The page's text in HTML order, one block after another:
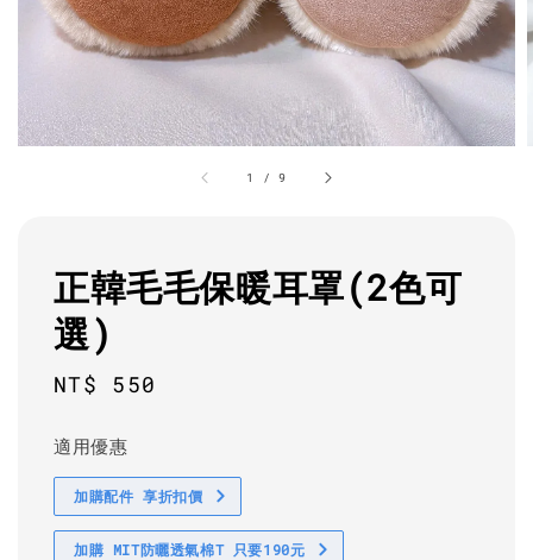
1 /9
正韓毛毛保暖耳罩(2色可
選)
Regular
NT$ 550
適用優惠
加購配件 享折扣價
加購 MIT防曬透氣棉T 只要190元